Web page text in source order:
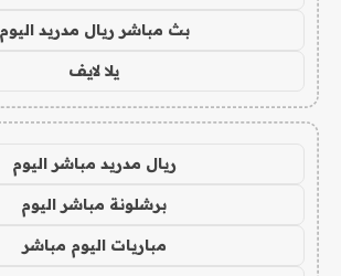
بث مباشر ريال مدريد اليوم
يلا لايف
ريال مدريد مباشر اليوم
برشلونة مباشر اليوم
مباريات اليوم مباشر